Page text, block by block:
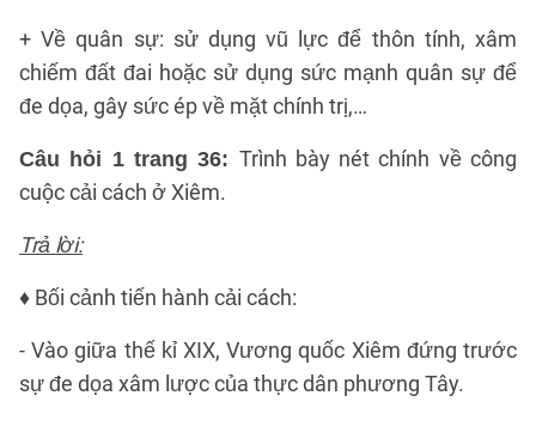
+ Về quân sự: sử dụng vũ lực để thôn tính, xâm
chiếm đất đai hoặc sử dụng sức mạnh quân sự để
đe dọa, gây sức ép về mặt chính trị,…
Câu hỏi 1 trang 36: Trình bày nét chính về công
cuộc cải cách ở Xiêm.
Trả lời:
♦ Bối cảnh tiến hành cải cách:
- Vào giữa thế kỉ XIX, Vương quốc Xiêm đứng trước
sự đe dọa xâm lược của thực dân phương Tây.